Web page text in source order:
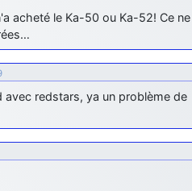
acheté le Ka-50 ou Ka-52! Ce ne
avec redstars, ya un problème de